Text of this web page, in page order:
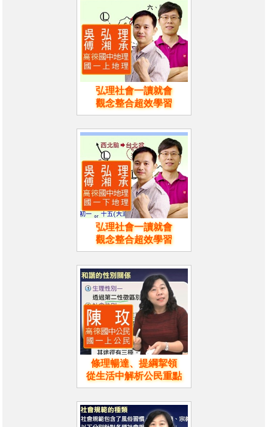
弘理社會一讀就會
觀念整合超效學習
弘理社會一讀就會
觀念整合超效學習
條理暢達、提綱挈領
從生活中解析公民重點